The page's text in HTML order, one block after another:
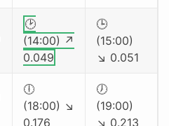
🕑
(14:00) ↗
0.049
🕒
(15:00)
↘ 0.051
🕕
(18:00) ↘
0.176
🕖
(19:00)
↘ 0.213